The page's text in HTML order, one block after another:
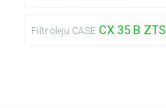
Filtr oleju CASE CX 35 B ZTS